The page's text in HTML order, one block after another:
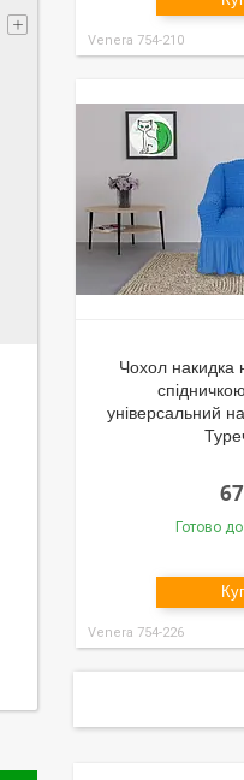
Venera 754-210
Чохол накидка
універсальний
Готово
Venera 754-226